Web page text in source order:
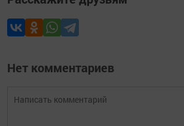
Нет комментариев